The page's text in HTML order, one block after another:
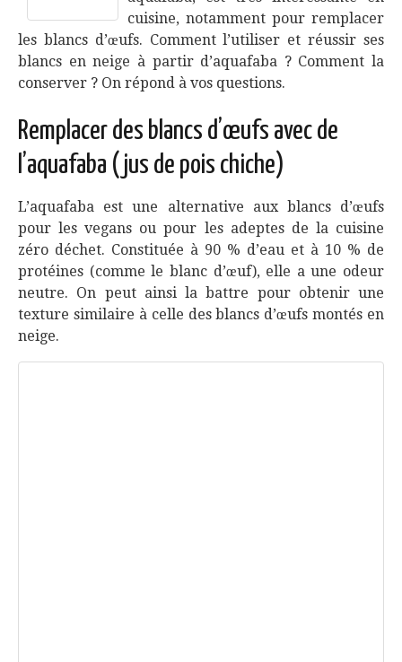
cuisine, notamment pour remplacer
les blancs d’œufs. Comment l’utiliser et réussir ses
blancs en neige à partir d’aquafaba ? Comment la
conserver ? On répond à vos questions.
Remplacer des blancs d’œufs avec de
l’aquafaba (jus de pois chiche)
L’aquafaba est une alternative aux blancs d’œufs
pour les vegans ou pour les adeptes de la cuisine
zéro déchet. Constituée à 90 % d’eau et à 10 % de
protéines (comme le blanc d’œuf), elle a une odeur
neutre. On peut ainsi la battre pour obtenir une
texture similaire à celle des blancs d’œufs montés en
neige.